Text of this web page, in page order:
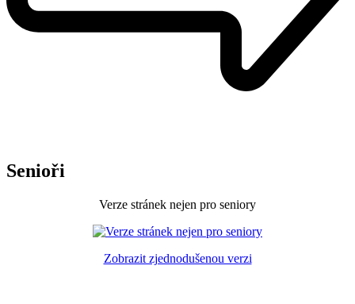
Senioři
Verze stránek nejen pro seniory
Zobrazit zjednodušenou verzi